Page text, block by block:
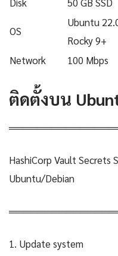
OS
Ubuntu
Rocky 9+
Network 100 Mbps
ติดตั้งบน
HashiCorp Vault
Ubuntu/Debian
1. Update system